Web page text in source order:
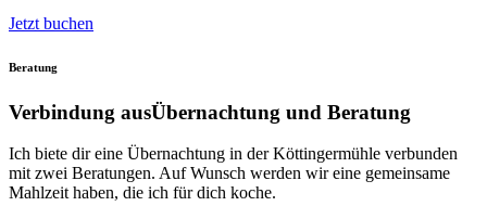
Jetzt buchen
Beratung
Verbindung ausÜbernachtung und Beratung
Ich biete dir eine Übernachtung in der Köttingermühle verbunden
mit zwei Beratungen. Auf Wunsch werden wir eine gemeinsame
Mahlzeit haben, die ich für dich koche.